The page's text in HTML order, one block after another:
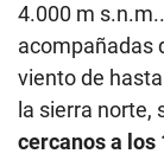
4.000 m
acompañadas
viento de
la sierra norte,
cercanos a los